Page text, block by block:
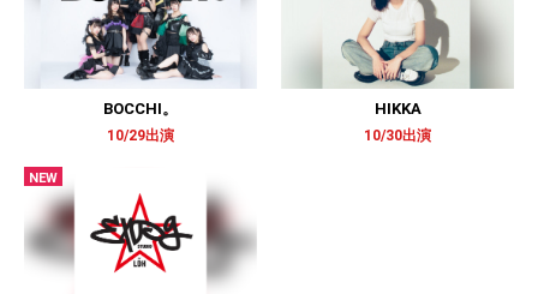
BOCCHI。
10/29出演​
HIKKA
10/30出演
NEW